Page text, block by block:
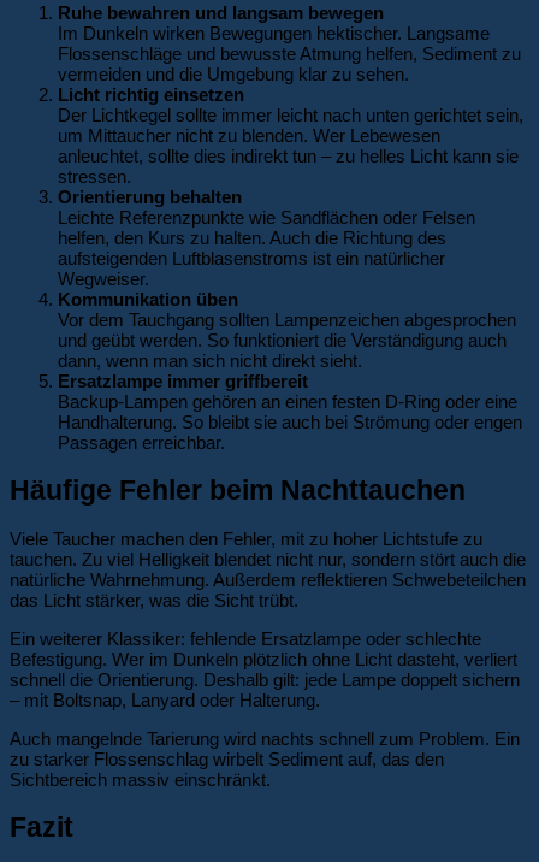
Ruhe bewahren und langsam bewegen
Im Dunkeln wirken Bewegungen hektischer. Langsame
Flossenschläge und bewusste Atmung helfen, Sediment zu
vermeiden und die Umgebung klar zu sehen.
Licht richtig einsetzen
Der Lichtkegel sollte immer leicht nach unten gerichtet sein,
um Mit­taucher nicht zu blenden. Wer Lebewesen
anleuchtet, sollte dies indirekt tun – zu helles Licht kann sie
stressen.
Orientierung behalten
Leichte Referenzpunkte wie Sandflächen oder Felsen
helfen, den Kurs zu halten. Auch die Richtung des
aufsteigenden Luftblasenstroms ist ein natürlicher
Wegweiser.
Kommunikation üben
Vor dem Tauchgang sollten Lampenzeichen abgesprochen
und geübt werden. So funktioniert die Verständigung auch
dann, wenn man sich nicht direkt sieht.
Ersatzlampe immer griffbereit
Backup-Lampen gehören an einen festen D-Ring oder eine
Handhalterung. So bleibt sie auch bei Strömung oder engen
Passagen erreichbar.
Häufige Fehler beim Nachttauchen
Viele Taucher machen den Fehler, mit zu hoher Lichtstufe zu
tauchen. Zu viel Helligkeit blendet nicht nur, sondern stört auch die
natürliche Wahrnehmung. Außerdem reflektieren Schwebeteilchen
das Licht stärker, was die Sicht trübt.
Ein weiterer Klassiker: fehlende Ersatzlampe oder schlechte
Befestigung. Wer im Dunkeln plötzlich ohne Licht dasteht, verliert
schnell die Orientierung. Deshalb gilt: jede Lampe doppelt sichern
– mit Boltsnap, Lanyard oder Halterung.
Auch mangelnde Tarierung wird nachts schnell zum Problem. Ein
zu starker Flossenschlag wirbelt Sediment auf, das den
Sichtbereich massiv einschränkt.
Fazit